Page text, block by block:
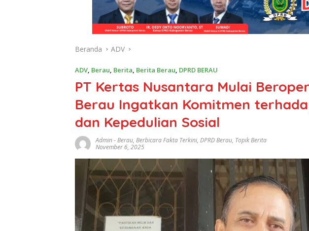
Beranda ADV
ADV, Berau, Berita, Berita Berau, DPRD BERAU
PT Kertas Nusantara Mulai
Berau Ingatkan Komitmen
dan Kepedulian Sosial
Admin-Berau, Berbicara Fakta Terkini, DPRD Berau, Topik Berita
November 6, 2025